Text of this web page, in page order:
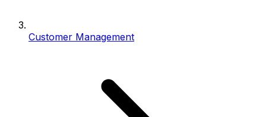
Customer Management